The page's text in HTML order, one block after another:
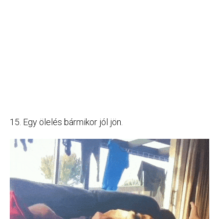
15. Egy ölelés bármikor jól jön.